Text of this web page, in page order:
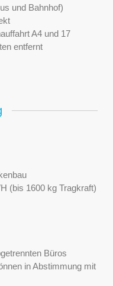
und Bahnhof)
A4 und 17
entfernt
(bis 1600 kg Tragkraft)
Büros
in Abstimmung mit